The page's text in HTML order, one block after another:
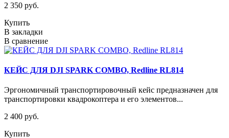
2 350 руб.
Купить
В закладки
В сравнение
КЕЙС ДЛЯ DJI SPARK COMBO, Redline RL814
Эргономичный транспортировочный кейс предназначен для
транспортировки квадрокоптера и его элементов...
2 400 руб.
Купить